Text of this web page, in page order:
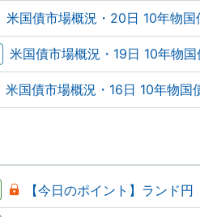
米国債市場概況・20日 10年物
米国債市場概況・19日 10年物
米国債市場概況・16日 10年物国
【今日のポイント】ランド円